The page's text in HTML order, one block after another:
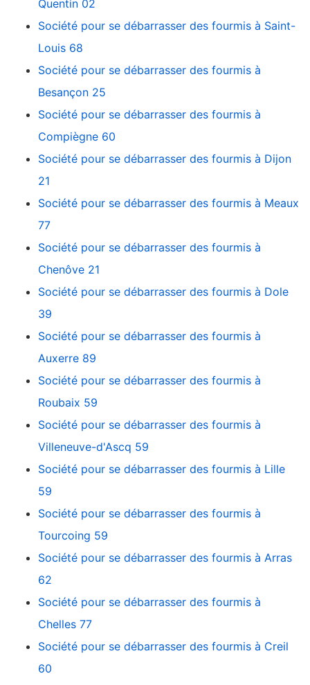
Quentin 02
Société pour se débarrasser des fourmis à Saint-
Louis 68
Société pour se débarrasser des fourmis à
Besançon 25
Société pour se débarrasser des fourmis à
Compiègne 60
Société pour se débarrasser des fourmis à Dijon
21
Société pour se débarrasser des fourmis à Meaux
77
Société pour se débarrasser des fourmis à
Chenôve 21
Société pour se débarrasser des fourmis à Dole
39
Société pour se débarrasser des fourmis à
Auxerre 89
Société pour se débarrasser des fourmis à
Roubaix 59
Société pour se débarrasser des fourmis à
Villeneuve-d'Ascq 59
Société pour se débarrasser des fourmis à Lille
59
Société pour se débarrasser des fourmis à
Tourcoing 59
Société pour se débarrasser des fourmis à Arras
62
Société pour se débarrasser des fourmis à
Chelles 77
Société pour se débarrasser des fourmis à Creil
60